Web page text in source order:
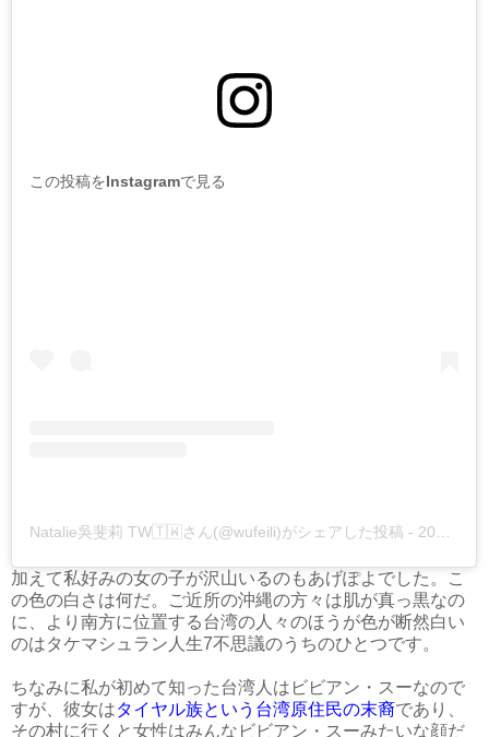
この投稿をInstagramで見る
Natalie吳斐莉 TW🇹🇼さん(@wufeili)がシェアした投稿 - 2019年 8月月8日午前5時16分PDT
加えて私好みの女の子が沢山いるのもあげぽよでした。こ
の色の白さは何だ。ご近所の沖縄の方々は肌が真っ黒なの
に、より南方に位置する台湾の人々のほうが色が断然白い
のはタケマシュラン人生7不思議のうちのひとつです。
ちなみに私が初めて知った台湾人はビビアン・スーなので
すが、彼女はタイヤル族という台湾原住民の末裔であり、
その村に行くと女性はみんなビビアン・スーみたいな顔だ